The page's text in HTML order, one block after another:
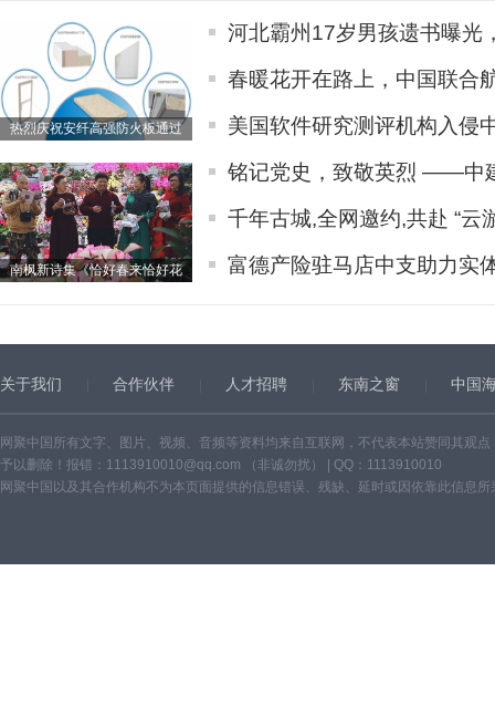
热烈庆祝安纤高强防火板通过
南枫新诗集《恰好春来恰好花
河北霸州17岁男孩遗书曝光
春暖花开在路上，中国联合
美国软件研究测评机构入侵
铭记党史，致敬英烈 ——中
千年古城,全网邀约,共赴 “云
富德产险驻马店中支助力实
关于我们 合作伙伴 人才招聘 东南之窗 中国
网聚中国所有文字、图片、视频、音频等资料均来自互联网，不代表本站赞同其观
予以删除！报错：1113910010@qq.com （非诚勿扰） | QQ：1113910010
网聚中国以及其合作机构不为本页面提供的信息错误、残缺、延时或因依靠此信息